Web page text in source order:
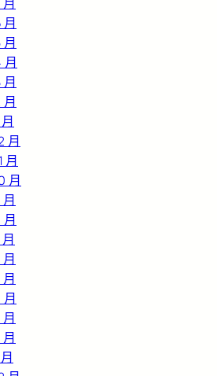
月
月
月